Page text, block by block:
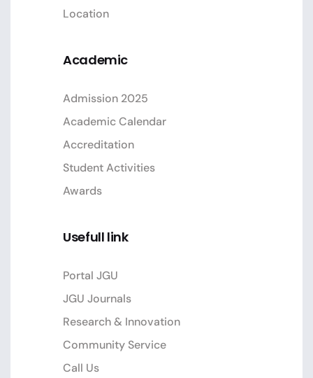
Location
Academic
Admission 2025
Academic Calendar
Accreditation
Student Activities
Awards
Usefull link
Portal JGU
JGU Journals
Research & Innovation
Community Service
Call Us